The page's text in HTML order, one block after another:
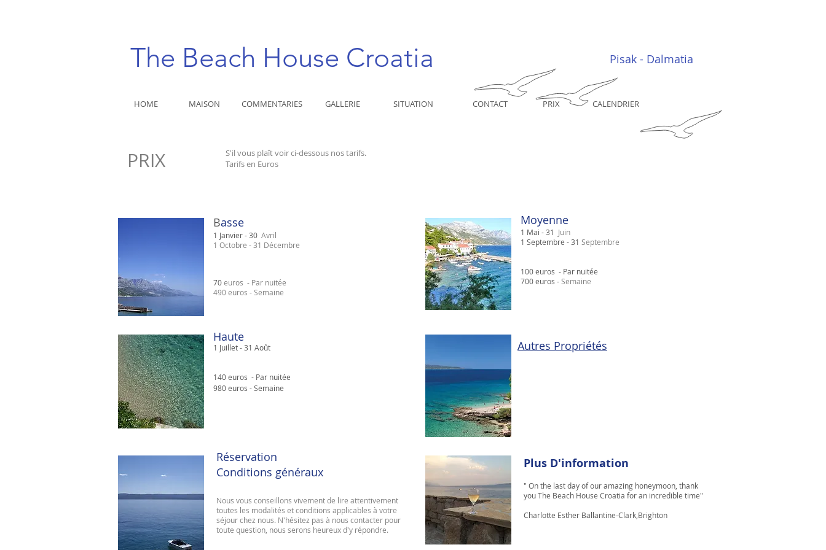
The Beach House Croatia Pisak - Dalmatia
HOME MAISON COMMENTARIES GALLERIE SITUATION CONTACT PRIX CALENDRIER
PRIX
S'il vous plaît voir ci-dessous nos tarifs.
Tarifs en Euros
​Basse
1 Janvier- 30 Avril
1 Octobre - 31 Décembre
​​70euros - Par nuitée
490 euros -Semaine
Moyenne
1 Mai - 31 Juin
1 Septembre - 31 Septembre
​​100 euros - Par nuitée
700 euros -Semaine
Haute
1 Juillet- 31 Août
​​140 euros - Par nuitée
980 euros -Semaine
Autres Propriétés
Réservation
Conditions généraux
Nous vous conseillons vivement de lire attentivement
toutes les modalités et conditions applicables à votre
séjour chez nous. N'hésitez pas à nous contacter pour
toute question, nous serons heureux d'y répondre.
Plus D'information
" On the last day of our amazing honeymoon, thank
you The Beach House Croatia for an incredible time"
Charlotte Esther Ballantine-Clark,Brighton